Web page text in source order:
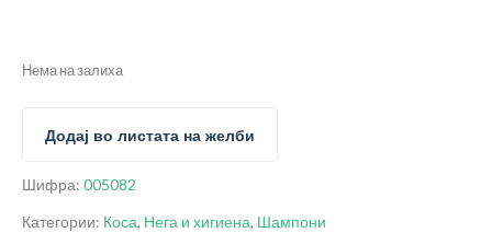
Нема на залиха
Додај во листата на желби
Шифра: 005082
Категории: Коса, Нега и хигиена, Шампони